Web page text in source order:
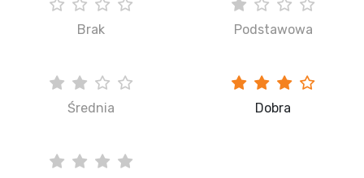
Brak Podstawowa
Średnia Dobra